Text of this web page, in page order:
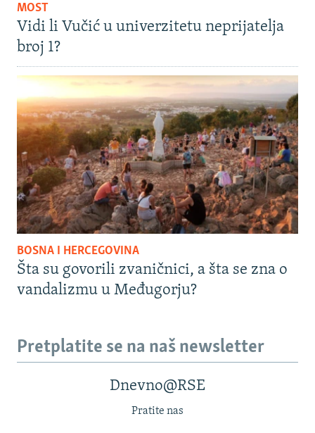
MOST
Vidi li Vučić u univerzitetu neprijatelja
broj 1?
BOSNA I HERCEGOVINA
Šta su govorili zvaničnici, a šta se zna o
vandalizmu u Međugorju?
Pretplatite se na naš newsletter
Dnevno@RSE
Pratite nas